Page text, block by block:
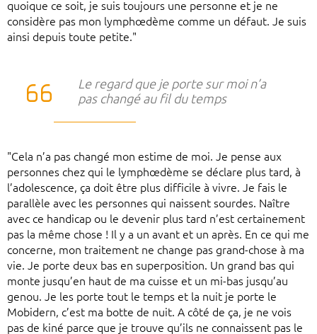
quoique ce soit, je suis toujours une personne et je ne
considère pas mon lymphœdème comme un défaut. Je suis
ainsi depuis toute petite."
Le regard que je porte sur moi n’a
pas changé au fil du temps
"Cela n’a pas changé mon estime de moi. Je pense aux
personnes chez qui le lymphœdème se déclare plus tard, à
l’adolescence, ça doit être plus difficile à vivre. Je fais le
parallèle avec les personnes qui naissent sourdes. Naître
avec ce handicap ou le devenir plus tard n’est certainement
pas la même chose ! Il y a un avant et un après. En ce qui me
concerne, mon traitement ne change pas grand-chose à ma
vie. Je porte deux bas en superposition. Un grand bas qui
monte jusqu’en haut de ma cuisse et un mi-bas jusqu’au
genou. Je les porte tout le temps et la nuit je porte le
Mobidern, c’est ma botte de nuit. A côté de ça, je ne vois
pas de kiné parce que je trouve qu’ils ne connaissent pas le